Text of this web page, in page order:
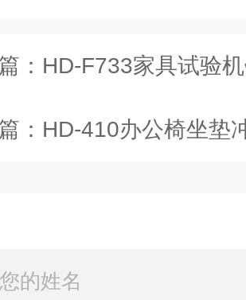
： HD-F733家具试验
： HD-410办公椅坐垫